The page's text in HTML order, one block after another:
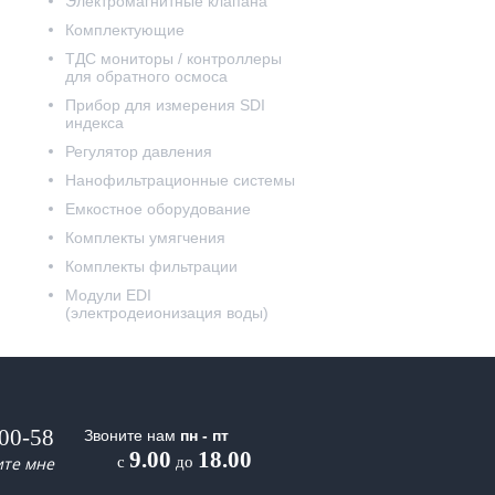
Комплектующие
ТДС мониторы / контроллеры
для обратного осмоса
Прибор для измерения SDI
индекса
Регулятор давления
Нанофильтрационные системы
Емкостное оборудование
Комплекты умягчения
Комплекты фильтрации
Модули EDI
(электродеионизация воды)
58
мне
Звоните нам пн - пт
с 9.00 до 18.00